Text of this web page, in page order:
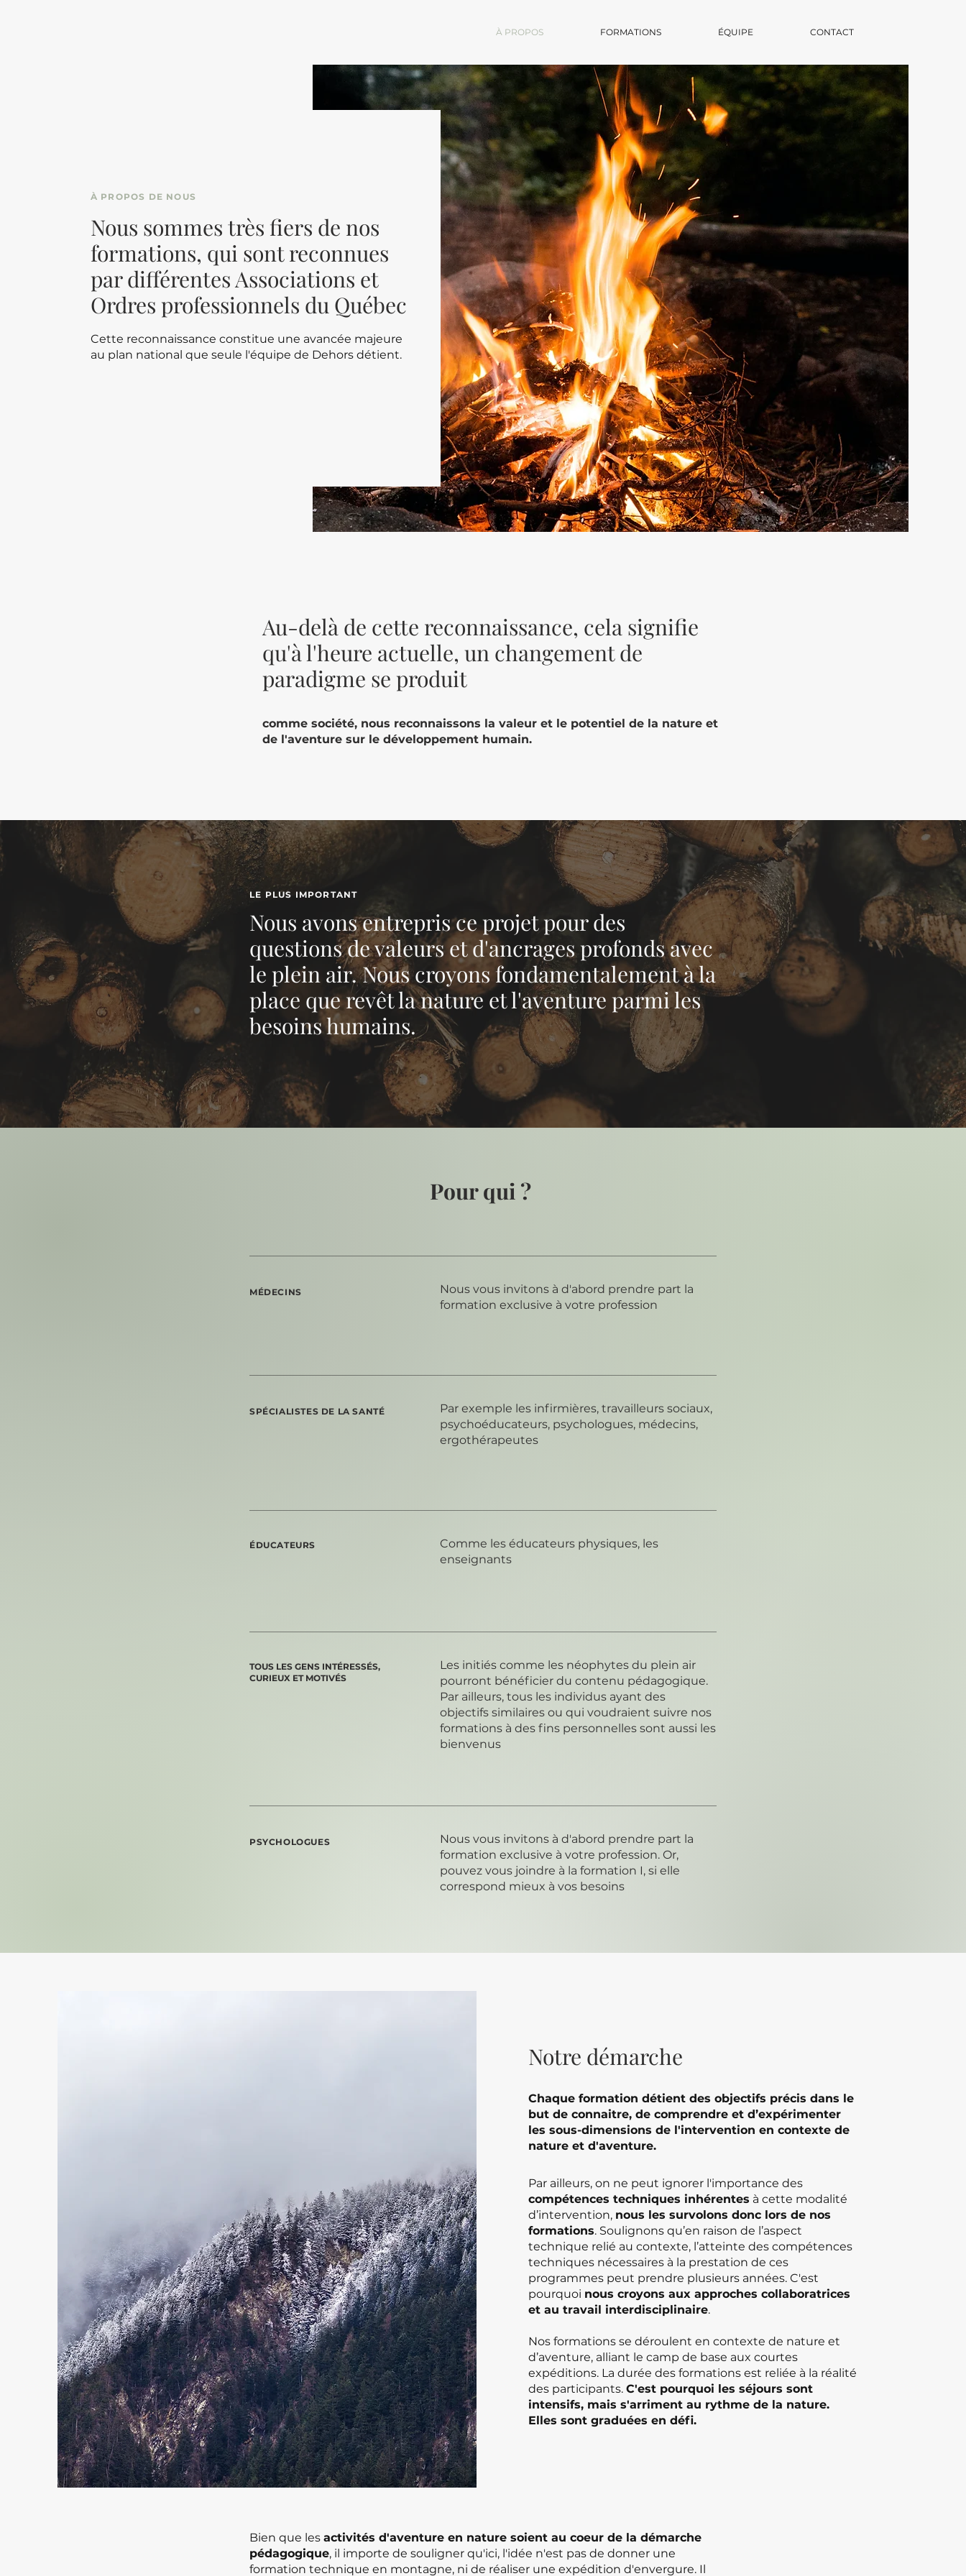
À PROPOS FORMATIONS ÉQUIPE CONTACT
À PROPOS DE NOUS
Nous sommes très fiers de nos
formations, qui sont reconnues
par différentes Associations et
Ordres professionnels du Québec
Cette reconnaissance constitue une avancée majeure
au plan national que seule l'équipe de Dehors détient.
Au-delà de cette reconnaissance, cela signifie
qu'à l'heure actuelle, un changement de
paradigme se produit
comme société, nous reconnaissons la valeur et le potentiel de la nature et
de l'aventure sur le développement humain.
LE PLUS IMPORTANT
Nous avons entrepris ce projet pour des
questions de valeurs et d'ancrages profonds avec
le plein air. Nous croyons fondamentalement à la
place que revêt la nature et l'aventure parmi les
besoins humains.
Pour qui ?
MÉDECINS
Nous vous invitons à d'abord prendre part la
formation exclusive à votre profession
SPÉCIALISTES DE LA SANTÉ
Par exemple les infirmières, travailleurs sociaux,
psychoéducateurs, psychologues, médecins,
ergothérapeutes
ÉDUCATEURS
Comme les éducateurs physiques, les
enseignants
TOUS LES GENS INTÉRESSÉS,
CURIEUX ET MOTIVÉS
Les initiés comme les néophytes du plein air
pourront bénéficier du contenu pédagogique.
Par ailleurs, tous les individus ayant des
objectifs similaires ou qui voudraient suivre nos
formations à des fins personnelles sont aussi les
bienvenus
PSYCHOLOGUES
Nous vous invitons à d'abord prendre part la
formation exclusive à votre profession. Or,
pouvez vous joindre à la formation I, si elle
correspond mieux à vos besoins
Notre démarche
Chaque formation détient des objectifs précis dans le
but de connaitre, de comprendre et d’expérimenter
les sous-dimensions de l'intervention en contexte de
nature et d'aventure.
Par ailleurs, on ne peut ignorer l'importance des
compétences techniques inhérentes à cette modalité
d’intervention, nous les survolons donc lors de nos
formations. Soulignons qu’en raison de l’aspect
technique relié au contexte, l’atteinte des compétences
techniques nécessaires à la prestation de ces
programmes peut prendre plusieurs années. C'est
pourquoi nous croyons aux approches collaboratrices
et au travail interdisciplinaire.
Nos formations se déroulent en contexte de nature et
d’aventure, alliant le camp de base aux courtes
expéditions. La durée des formations est reliée à la réalité
des participants. C'est pourquoi les séjours sont
intensifs, mais s'arriment au rythme de la nature.
Elles sont graduées en défi.
Bien que les activités d'aventure en nature soient au coeur de la démarche
pédagogique, il importe de souligner qu'ici, l'idée n'est pas de donner une
formation technique en montagne, ni de réaliser une expédition d'envergure. Il